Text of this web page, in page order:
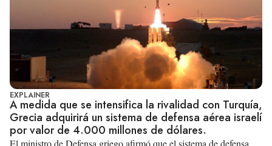
EXPLAINER
A medida que se intensifica la rivalidad con Turquía,
Grecia adquirirá un sistema de defensa aérea israelí
por valor de 4.000 millones de dólares.